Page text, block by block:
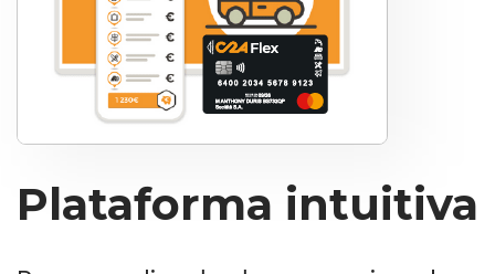
Plataforma intuitiva